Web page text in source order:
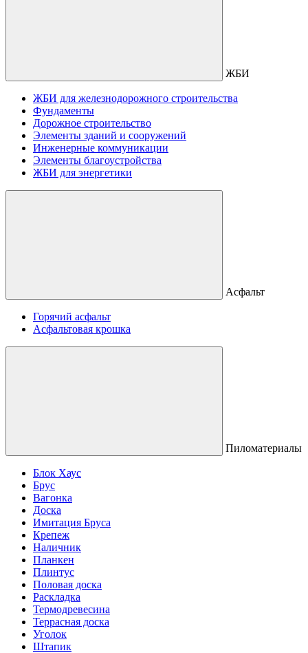
ЖБИ
ЖБИ для железнодорожного строительства
Фундаменты
Дорожное строительство
Элементы зданий и сооружений
Инженерные коммуникации
Элементы благоустройства
ЖБИ для энергетики
Асфальт
Горячий асфальт
Асфальтовая крошка
Пиломатериалы
Блок Хаус
Брус
Вагонка
Доска
Имитация Бруса
Крепеж
Наличник
Планкен
Плинтус
Половая доска
Раскладка
Термодревесина
Террасная доска
Уголок
Штапик